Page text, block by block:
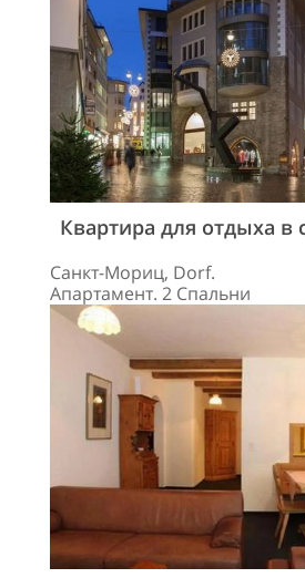
Квартира для отдыха в
Санкт-Мориц, Dorf.
Апартамент. 2 Спальни